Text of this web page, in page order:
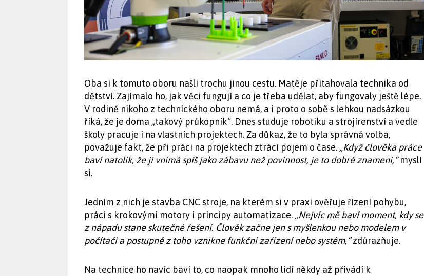
Oba si k tomuto oboru našli trochu jinou cestu. Matěje přitahovala technika od
dětství. Zajímalo ho, jak věci fungují a co je třeba udělat, aby fungovaly ještě lépe.
V rodině nikoho z technického oboru nemá, a i proto o sobě s lehkou nadsázkou
říká, že je doma „takový průkopník“. Dnes studuje robotiku a strojírenství a vedle
školy pracuje i na vlastních projektech. Za důkaz, že to byla správná volba,
považuje fakt, že při práci na projektech ztrácí pojem o čase. „Když člověka práce
baví natolik, že ji vnímá spíš jako zábavu než povinnost, je to dobré znamení,“myslí
si.
Jedním z nich je stavba CNC stroje, na kterém si v praxi ověřuje řízení pohybu,
práci s krokovými motory i principy automatizace. „Nejvíc mě baví moment, kdy se
z nápadu stane skutečné řešení. Člověk začne jen s myšlenkou nebo modelem v
počítači a postupně z toho vznikne funkční zařízení nebo systém,“zdůrazňuje.
Na technice ho navíc baví to, co naopak mnoho lidí někdy až přivádí k